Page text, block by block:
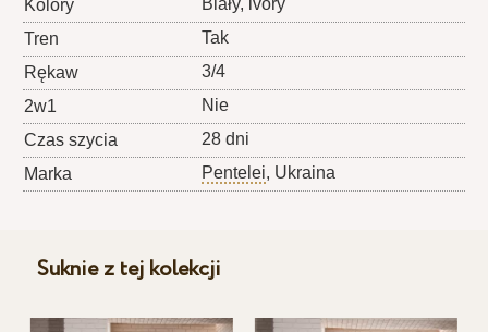
Kolory
Tren
Tak
Rękaw
3/4
2w1
Nie
Czas szycia
28 dni
Marka
Pentelei, Ukraina
Suknie z tej kolekcji